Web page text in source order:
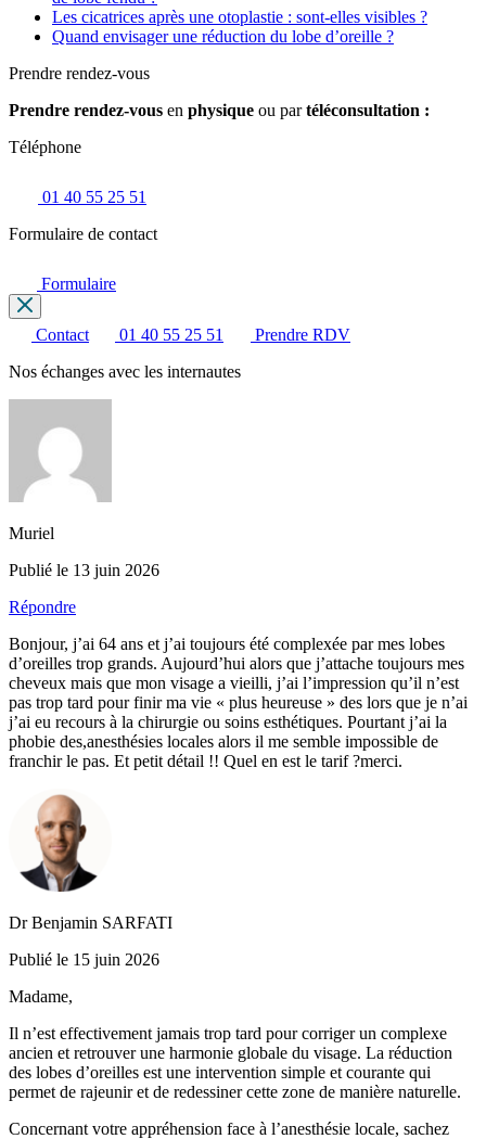
Les cicatrices après une otoplastie : sont-elles visibles ?
Quand envisager une réduction du lobe d’oreille ?
Prendre rendez-vous
Prendre rendez-vous en physique ou partéléconsultation :
Téléphone
01 40 55 25 51
Formulaire de contact
Formulaire
Contact 01 40 55 25 51
Prendre RDV
Nos échanges avec les internautes
Muriel
Publié le 13 juin 2026
Répondre
Bonjour, j’ai 64 ans et j’ai toujours été complexée par mes lobes
d’oreilles trop grands. Aujourd’hui alors que j’attache toujours mes
cheveux mais que mon visage a vieilli, j’ai l’impression qu’il n’est
pas trop tard pour finir ma vie « plus heureuse » des lors que je n’ai
j’ai eu recours à la chirurgie ou soins esthétiques. Pourtant j’ai la
phobie des,anesthésies locales alors il me semble impossible de
franchir le pas. Et petit détail !! Quel en est le tarif ?merci.
Dr Benjamin SARFATI
Publié le 15 juin 2026
Madame,
Il n’est effectivement jamais trop tard pour corriger un complexe
ancien et retrouver une harmonie globale du visage. La réduction
des lobes d’oreilles est une intervention simple et courante qui
permet de rajeunir et de redessiner cette zone de manière naturelle.
Concernant votre appréhension face à l’anesthésie locale, sachez